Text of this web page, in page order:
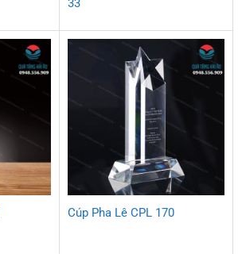
33
Cúp Pha Lê CPL 170